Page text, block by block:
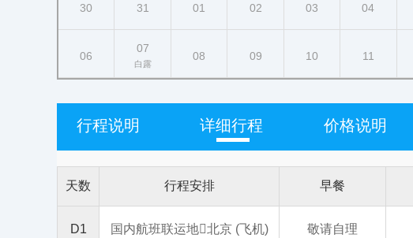
30 31 01 02 03 04
06
07
白露
08 09 10 11
行程说明 详细行程 价格说明
天数 行程安排 早餐
D1 国内航班联运地北京 (飞机) 敬请自理